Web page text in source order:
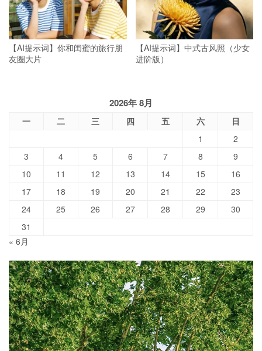
【AI提示词】你和闺蜜的旅行朋
友圈大片
【AI提示词】中式古风照（少女
进阶版）
2026年 8月
一 二 三 四 五 六
日
1
2
3
4 5 6 7 8
9
10
11 12 13 14 15
16
17
18 19 20 21 22
23
24
25 26 27 28 29
30
31
« 6月